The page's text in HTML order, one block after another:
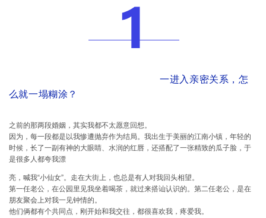
一进入亲密关系，怎
么就一塌糊涂？
之前的那两段婚姻，其实我都不太愿意回想。
因为，每一段都是以我惨遭抛弃作为结局。我出生于美丽的江南小镇，年轻的
时候，长了一副有神的大眼睛、水润的红唇，还搭配了一张精致的瓜子脸，于
是很多人都夸我漂
亮，喊我“小仙女”。走在大街上，也总是有人对我回头相望。
第一任老公，在公园里见我坐着喝茶，就过来搭讪认识的。第二任老公，是在
朋友聚会上对我一见钟情的。
他们俩都有个共同点，刚开始和我交往，都很喜欢我，疼爱我。